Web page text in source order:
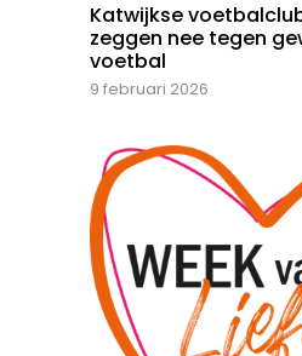
Katwijkse
zeggen nee tegen
voetbal
9 februari 2026